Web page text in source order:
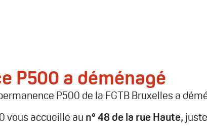
P500 a déménagé
P500 de la FGTB Bruxelles a
vous accueille au n° 48 de la rue Haute,